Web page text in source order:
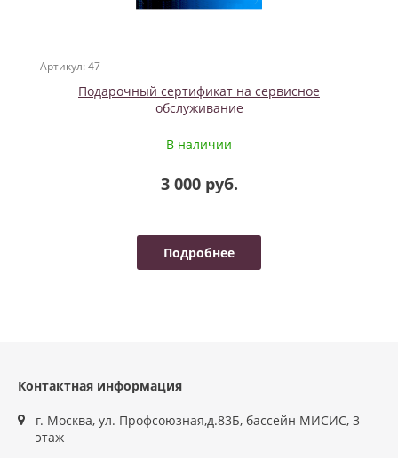
Артикул: 47
Подарочный сертификат на сервисное
обслуживание
В наличии
3 000 руб.
Подробнее
Контактная информация
г. Москва, ул. Профсоюзная,д.83Б, бассейн МИСИС, 3
этаж